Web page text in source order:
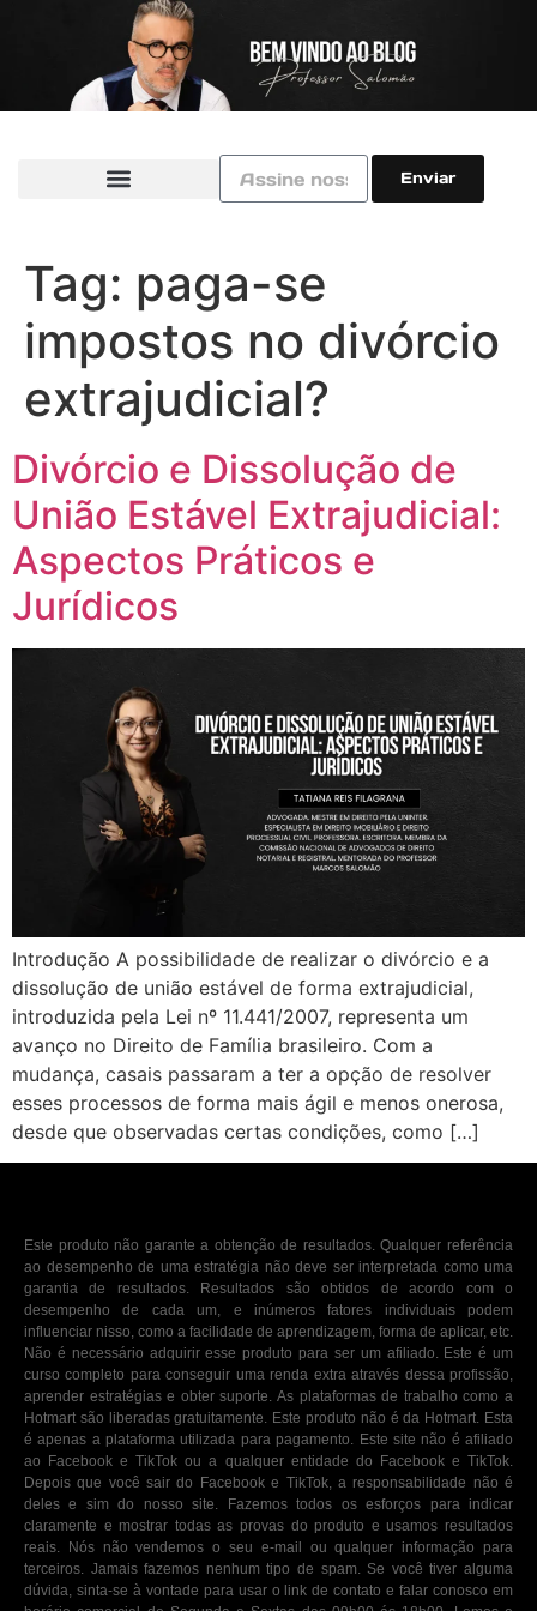
Enviar
Tag: paga-se
impostos no divórcio
extrajudicial?
Divórcio e Dissolução de
União Estável Extrajudicial:
Aspectos Práticos e
Jurídicos
Introdução A possibilidade de realizar o divórcio e a
dissolução de união estável de forma extrajudicial,
introduzida pela Lei nº 11.441/2007, representa um
avanço no Direito de Família brasileiro. Com a
mudança, casais passaram a ter a opção de resolver
esses processos de forma mais ágil e menos onerosa,
desde que observadas certas condições, como […]
Este produto não garante a obtenção de resultados. Qualquer referência
ao desempenho de uma estratégia não deve ser interpretada como uma
garantia de resultados. Resultados são obtidos de acordo com o
desempenho de cada um, e inúmeros fatores individuais podem
influenciar nisso, como a facilidade de aprendizagem, forma de aplicar, etc.
Não é necessário adquirir esse produto para ser um afiliado. Este é um
curso completo para conseguir uma renda extra através dessa profissão,
aprender estratégias e obter suporte. As plataformas de trabalho como a
Hotmart são liberadas gratuitamente. Este produto não é da Hotmart. Esta
é apenas a plataforma utilizada para pagamento. Este site não é afiliado
ao Facebook e TikTok ou a qualquer entidade do Facebook e TikTok.
Depois que você sair do Facebook e TikTok, a responsabilidade não é
deles e sim do nosso site. Fazemos todos os esforços para indicar
claramente e mostrar todas as provas do produto e usamos resultados
reais. Nós não vendemos o seu e-mail ou qualquer informação para
terceiros. Jamais fazemos nenhum tipo de spam. Se você tiver alguma
dúvida, sinta-se à vontade para usar o link de contato e falar conosco em